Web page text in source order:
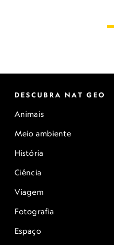
DESCUBRA NAT GEO
Animais
Meio ambiente
História
Ciência
Viagem
Fotografia
Espaço